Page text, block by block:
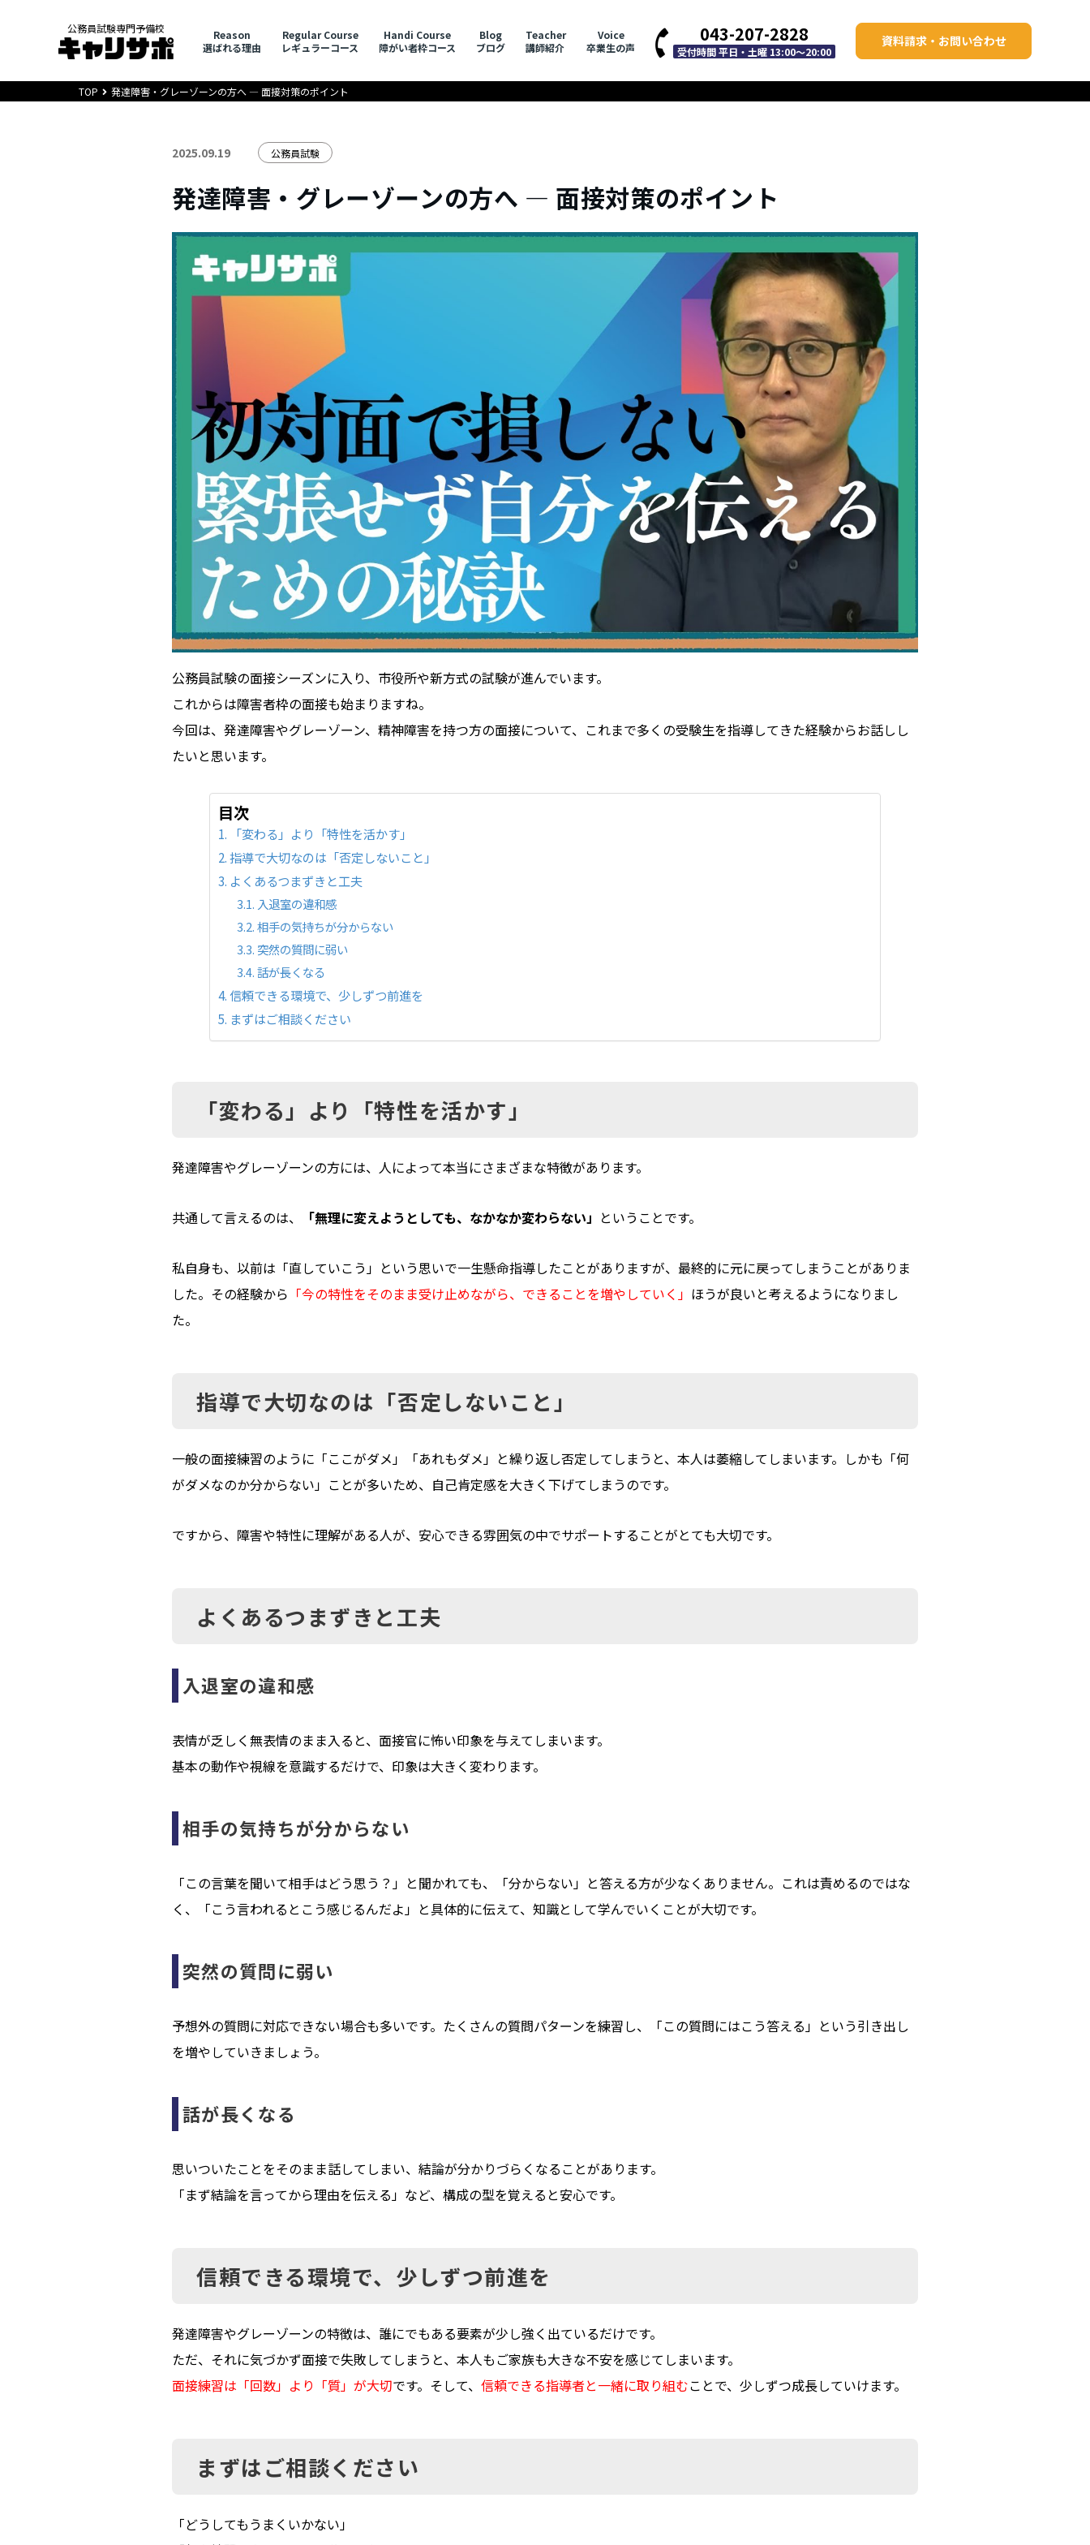
公務員試験専門予備校
Reason
選ばれる理由
Regular Course
レギュラーコース
Handi Course
障がい者枠コース
Blog
ブログ
Teacher
講師紹介
Voice
卒業生の声
043-207-2828
受付時間 平日・土曜 13:00～20:00
資料請求・お問い合わせ
TOP 発達障害・グレーゾーンの方へ ― 面接対策のポイント
2025.09.19 公務員試験
発達障害・グレーゾーンの方へ ― 面接対策のポイント
公務員試験の面接シーズンに入り、 市役所や新方式の試験が進んでいます。
これからは障害者枠の面接も始まりますね。
今回は、 発達障害やグレーゾーン、精神障害を持つ方の面接について、 これまで多くの受験生を指導してきた経験からお話しし
たいと思います。
目次
「変わる」より「特性を活かす」
指導で大切なのは「否定しないこと」
よくあるつまずきと工夫
入退室の違和感
相手の気持ちが分からない
突然の質問に弱い
話が長くなる
信頼できる環境で、少しずつ前進を
まずはご相談ください
「変わる」より「特性を活かす」
発達障害やグレーゾーンの方には、 人によって本当にさまざまな特徴があります。
共通して言えるのは、 「無理に変えようとしても、 なかなか変わらない」 ということです。
私自身も、以前は「直していこう」 という思いで一生懸命指導したことがありますが、 最終的に元に戻ってしまうことがありま
した。その経験から 「今の特性をそのまま受け止めながら、できることを増やしていく」 ほうが良いと考えるようになりまし
た。
指導で大切なのは「否定しないこと」
一般の面接練習のように「ここがダメ」「あれもダメ」 と繰り返し否定してしまうと、本人は萎縮してしまいます。 しかも「何
がダメなのか分からない」ことが多いため、 自己肯定感を大きく下げてしまうのです。
ですから、障害や特性に理解がある人が、 安心できる雰囲気の中でサポートすることがとても大切です。
よくあるつまずきと工夫
入退室の違和感
表情が乏しく無表情のまま入ると、 面接官に怖い印象を与えてしまいます。
基本の動作や視線を意識するだけで、印象は大きく変わります。
相手の気持ちが分からない
「この言葉を聞いて相手はどう思う？」と聞かれても、「分からない」と答える方が少なくありません。 これは責めるのではな
く、「こう言われるとこう感じるんだよ」 と具体的に伝えて、知識として学んでいくことが大切です。
突然の質問に弱い
予想外の質問に対応できない場合も多いです。 たくさんの質問パターンを練習し、「この質問にはこう答える」 という引き出し
を増やしていきましょう。
話が長くなる
思いついたことをそのまま話してしまい、 結論が分かりづらくなることがあります。
「まず結論を言ってから理由を伝える」など、 構成の型を覚えると安心です。
信頼できる環境で、少しずつ前進を
発達障害やグレーゾーンの特徴は、 誰にでもある要素が少し強く出ているだけです。
ただ、それに気づかず面接で失敗してしまうと、 本人もご家族も大きな不安を感じてしまいます。
面接練習は「回数」より「質」が大切です。そして、 信頼できる指導者と一緒に取り組むことで、 少しずつ成長していけます。
まずはご相談ください
「どうしてもうまくいかない」